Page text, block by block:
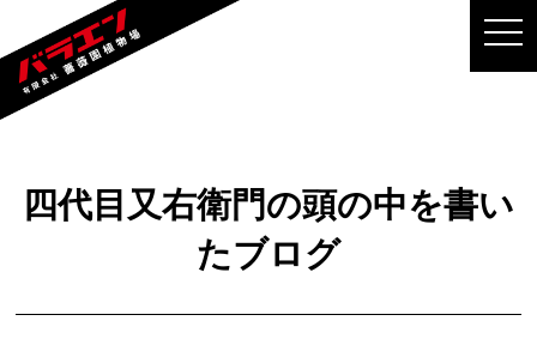
四代目又右衛門の頭の中を書い
たブログ